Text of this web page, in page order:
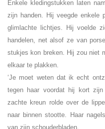
Enkele kledingstukken laten
zijn handen. Hij veegde enkele
glimlachte lichtjes. Hij voelde
handelen, net alsof ze van
stukjes kon breken. Hij zou niet
elkaar te plakken.
‘Je moet weten dat ik echt
tegen haar voordat hij kort
zachte kreun rolde over de
naar binnen stootte. Haar
van zijn schouderbladen.